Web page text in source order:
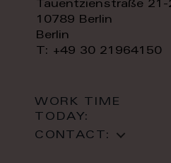
Tauentzienstraße 21-
10789 Berlin
Berlin
T: +49 30 21964150
WORK TIME
TODAY:
CONTACT: